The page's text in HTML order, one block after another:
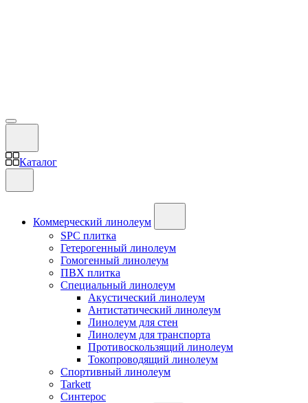
Каталог
Коммерческий линолеум
SPC плитка
Гетерогенный линолеум
Гомогенный линолеум
ПВХ плитка
Специальный линолеум
Акустический линолеум
Антистатический линолеум
Линолеум для стен
Линолеум для транспорта
Противоскользящий линолеум
Токопроводящий линолеум
Спортивный линолеум
Tarkett
Синтерос